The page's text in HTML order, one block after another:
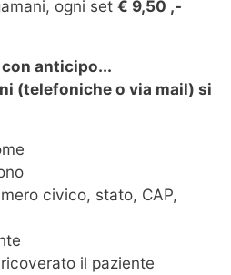
ogni set € 9,50 ,-
anticipo...
(telefoniche o via mail) si
civico, stato, CAP,
il paziente